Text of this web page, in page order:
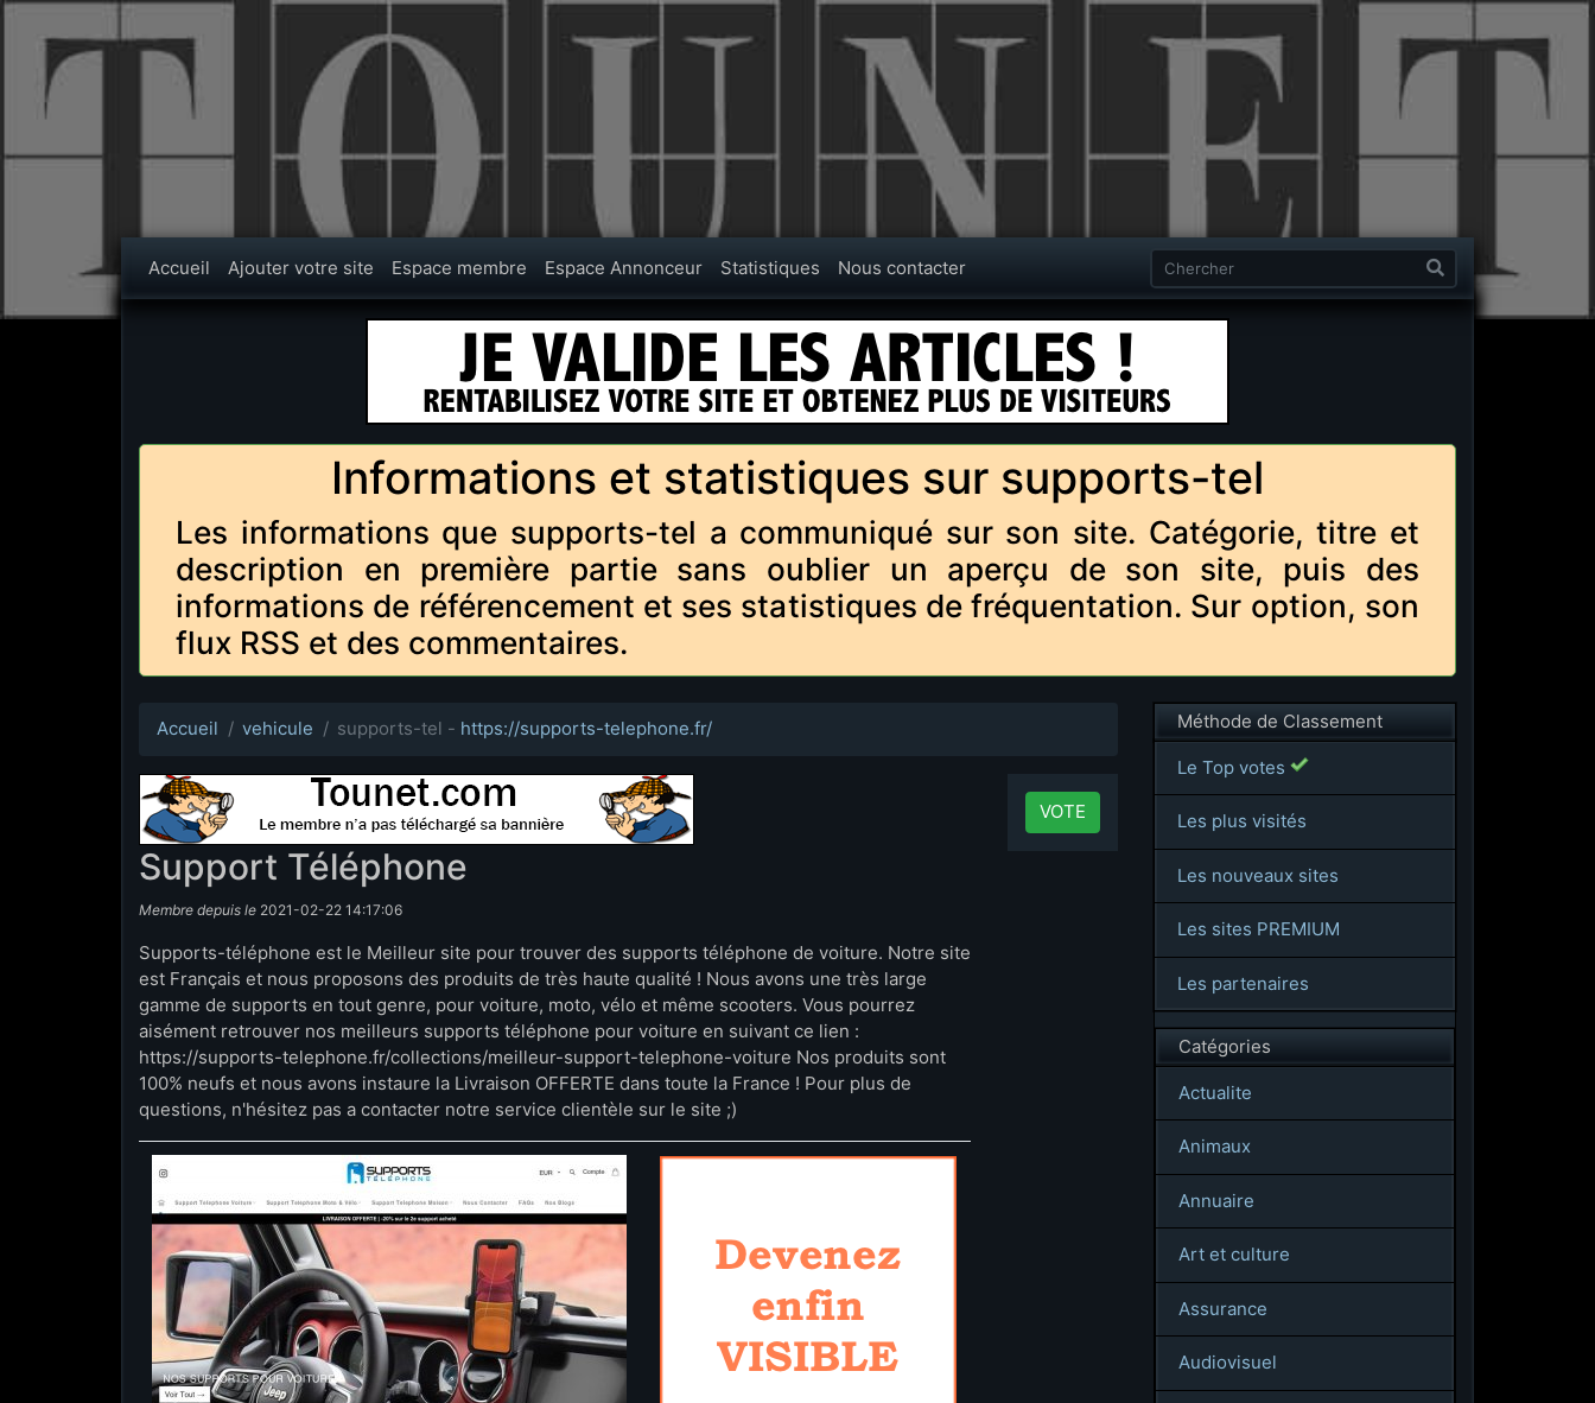
Accueil Ajouter votre site Espace membre Espace Annonceur Statistiques Nous contacter
Informations et statistiques sur supports-tel
Les informations que supports-tel a communiqué sur son site. Catégorie, titre et
description en première partie sans oublier un aperçu de son site, puis des
informations de référencement et ses statistiques de fréquentation. Sur option, son
flux RSS et des commentaires.
Accueil vehicule supports-tel - https://supports-telephone.fr/
Support Téléphone
Membre depuis le 2021-02-22 14:17:06
Supports-téléphone est le Meilleur site pour trouver des supports téléphone de voiture. Notre site
est Français et nous proposons des produits de très haute qualité ! Nous avons une très large
gamme de supports en tout genre, pour voiture, moto, vélo et même scooters. Vous pourrez
aisément retrouver nos meilleurs supports téléphone pour voiture en suivant ce lien :
https://supports-telephone.fr/collections/meilleur-support-telephone-voiture Nos produits sont
100% neufs et nous avons instaure la Livraison OFFERTE dans toute la France ! Pour plus de
questions, n'hésitez pas a contacter notre service clientèle sur le site ;)
VOTE
Méthode de Classement
Le Top votes
Les plus visités
Les nouveaux sites
Les sites PREMIUM
Les partenaires
Catégories
Actualite
Animaux
Annuaire
Art et culture
Assurance
Audiovisuel